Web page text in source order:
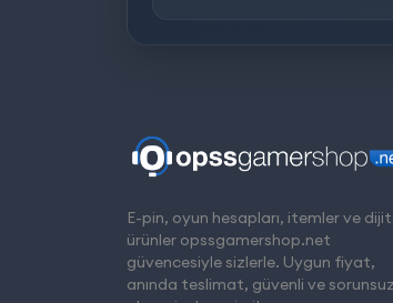
E-pin, oyun hesapları, itemler ve
ürünler opssgamershop.net
güvencesiyle sizlerle. Uygun fiyat,
anında teslimat, güvenli ve sorunsuz